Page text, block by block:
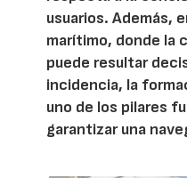
usuarios. Además,
marítimo, donde la
puede resultar
incidencia, la
uno de los pilares
garantizar una